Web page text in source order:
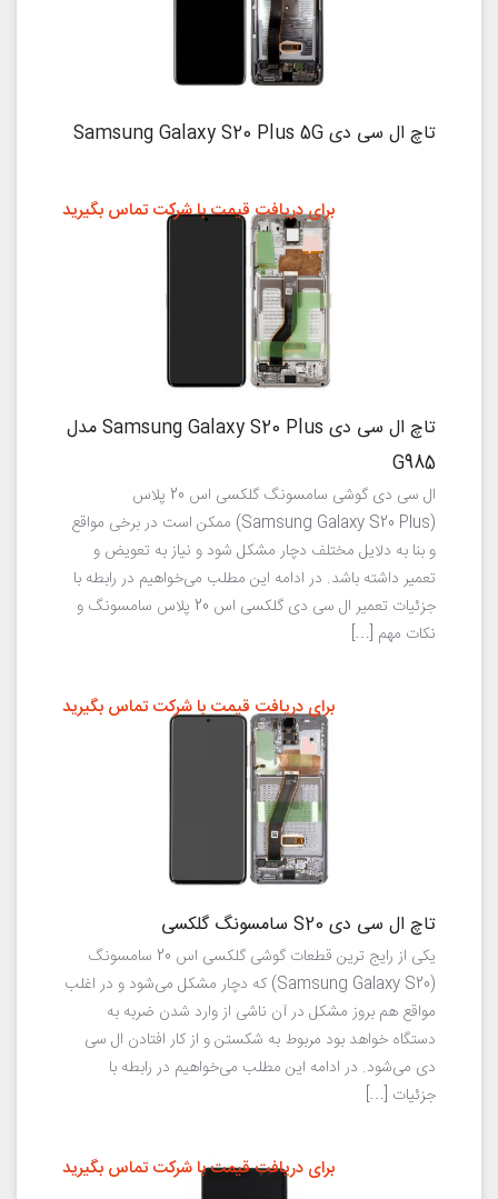
تاچ ال سی دی Samsung Galaxy S20 Plus 5G
تاچ ال سی دی Samsung Galaxy S20 Plus مدل
G985
ال سی دی گوشی سامسونگ گلکسی اس 20 پلاس
(Samsung Galaxy S20 Plus) ممکن است در برخی مواقع
و بنا به دلایل مختلف دچار مشکل شود و نیاز به تعویض و
تعمیر داشته باشد. در ادامه این مطلب می‌خواهیم در رابطه با
جزئیات تعمیر ال سی دی گلکسی اس 20 پلاس سامسونگ و
نکات مهم […]
برای دریافت قیمت با شرکت تماس بگیرید
تاچ ال سی دی S20 سامسونگ گلکسی
یکی از رایج ترین قطعات گوشی گلکسی اس 20 سامسونگ
(Samsung Galaxy S20) که دچار مشکل می‌شود و در اغلب
مواقع هم بروز مشکل در آن ناشی از وارد شدن ضربه به
دستگاه خواهد بود مربوط به شکستن و از کار افتادن ال سی
دی می‌شود. در ادامه این مطلب می‌خواهیم در رابطه با
جزئیات […]
برای دریافت قیمت با شرکت تماس بگیرید
برای دریافت قیمت با شرکت تماس بگیرید